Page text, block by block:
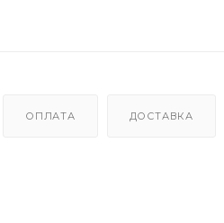
ОПЛАТА ДОСТАВКА